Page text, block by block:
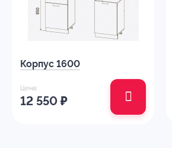
Корпус 1600
Цена:
12 550 ₽